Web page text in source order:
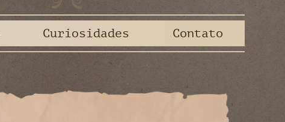
Curiosidades Contato